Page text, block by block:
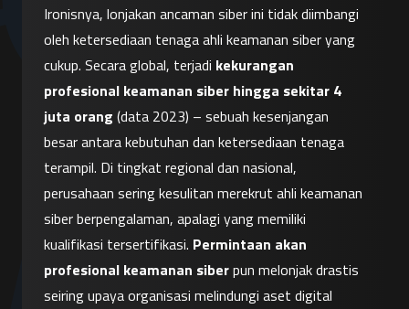
Ironisnya, lonjakan ancaman siber ini tidak diimbangi
oleh ketersediaan tenaga ahli keamanan siber yang
cukup. Secara global, terjadi kekurangan
profesional keamanan siber hingga sekitar 4
juta orang (data 2023) – sebuah kesenjangan
besar antara kebutuhan dan ketersediaan tenaga
terampil. Di tingkat regional dan nasional,
perusahaan sering kesulitan merekrut ahli keamanan
siber berpengalaman, apalagi yang memiliki
kualifikasi tersertifikasi. Permintaan akan
profesional keamanan siber pun melonjak drastis
seiring upaya organisasi melindungi aset digital